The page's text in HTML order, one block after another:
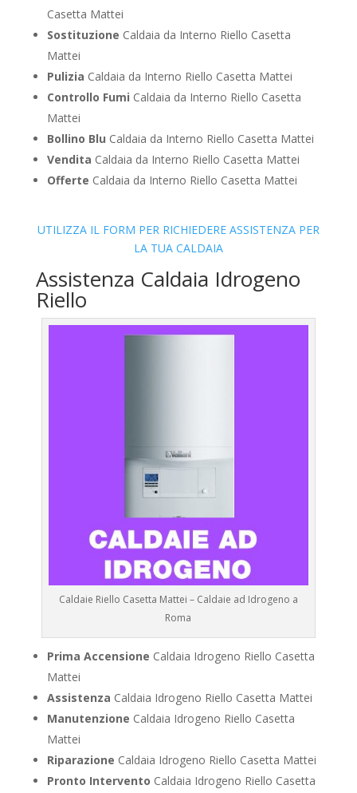
Casetta Mattei
Sostituzione Caldaia da Interno Riello Casetta
Mattei
Pulizia Caldaia da Interno Riello Casetta Mattei
Controllo Fumi Caldaia da Interno Riello Casetta
Mattei
Bollino Blu Caldaia da Interno Riello Casetta Mattei
Vendita Caldaia da Interno Riello Casetta Mattei
Offerte Caldaia da Interno Riello Casetta Mattei
UTILIZZA IL FORM PER RICHIEDERE ASSISTENZA PER
LA TUA CALDAIA
Assistenza Caldaia Idrogeno
Riello
Caldaie Riello Casetta Mattei – Caldaie ad Idrogeno a
Roma
Prima Accensione Caldaia Idrogeno Riello Casetta
Mattei
Assistenza Caldaia Idrogeno Riello Casetta Mattei
Manutenzione Caldaia Idrogeno Riello Casetta
Mattei
Riparazione Caldaia Idrogeno Riello Casetta Mattei
Pronto Intervento Caldaia Idrogeno Riello Casetta